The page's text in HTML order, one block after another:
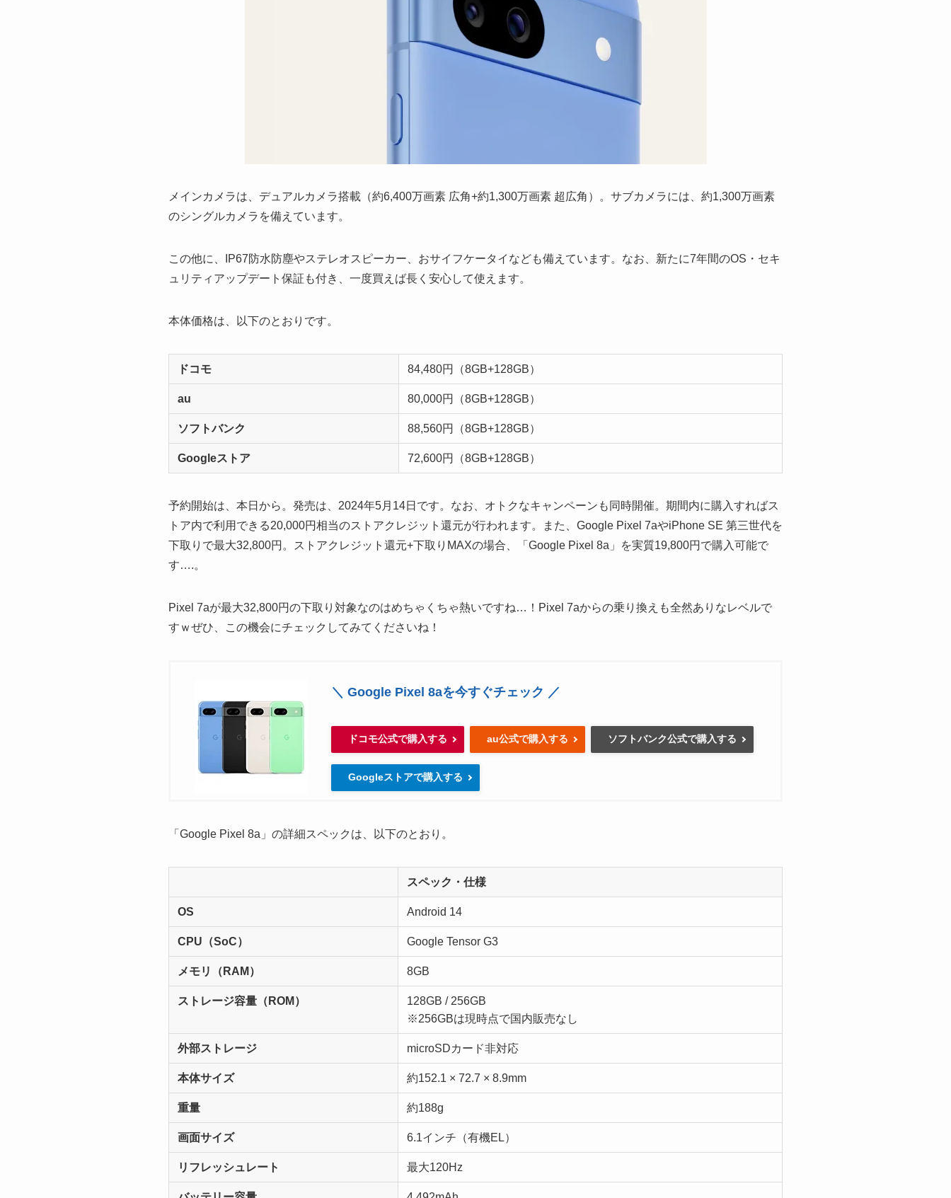
メインカメラは、デュアルカメラ搭載（約6,400万画素 広角+約1,300万画素 超広角）。サブカメラには、約1,300万画素
のシングルカメラを備えています。
この他に、IP67防水防塵やステレオスピーカー、おサイフケータイなども備えています。なお、新たに7年間のOS・セキ
ュリティアップデート保証も付き、一度買えば長く安心して使えます。
本体価格は、以下のとおりです。
ドコモ 84,480円（8GB+128GB）
au 80,000円（8GB+128GB）
ソフトバンク 88,560円（8GB+128GB）
Googleストア 72,600円（8GB+128GB）
予約開始は、本日から。発売は、2024年5月14日です。なお、オトクなキャンペーンも同時開催。期間内に購入すればス
トア内で利用できる20,000円相当のストアクレジット還元が行われます。また、Google Pixel 7aやiPhone SE 第三世代を
下取りで最大32,800円。ストアクレジット還元+下取りMAXの場合、「Google Pixel 8a」を実質19,800円で購入可能で
す….。
Pixel 7aが最大32,800円の下取り対象なのはめちゃくちゃ熱いですね…！Pixel 7aからの乗り換えも全然ありなレベルで
すｗぜひ、この機会にチェックしてみてくださいね！
＼ Google Pixel 8aを今すぐチェック ／
ドコモ公式で購入する au公式で購入する ソフトバンク公式で購入する
Googleストアで購入する
「Google Pixel 8a」の詳細スペックは、以下のとおり。
スペック・仕様
OS Android 14
CPU（SoC） Google Tensor G3
メモリ（RAM） 8GB
ストレージ容量（ROM）
128GB / 256GB
※256GBは現時点で国内販売なし
外部ストレージ microSDカード非対応
本体サイズ 約152.1 × 72.7 × 8.9mm
重量 約188g
画面サイズ 6.1インチ（有機EL）
リフレッシュレート 最大120Hz